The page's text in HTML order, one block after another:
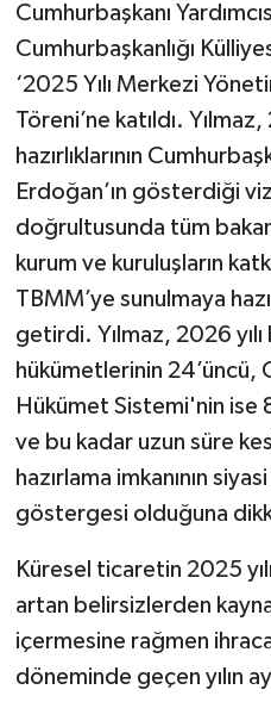
Cumhurbaşkanı
Cumhurbaşkanlığı
‘2025 Yılı Merkezi
Töreni’ne katıldı.
hazırlıklarının
Erdoğan’ın gösterdiği
doğrultusunda tüm
kurum ve kuruluşların
TBMM’ye sunulmaya
getirdi. Yılmaz, 2026
hükümetlerinin 24’üncü,
Hükümet Sistemi'nin ise
ve bu kadar uzun süre
hazırlama imkanının
göstergesi olduğuna
Küresel ticaretin 2025
artan belirsizlerden
içermesine rağmen
döneminde geçen yılın